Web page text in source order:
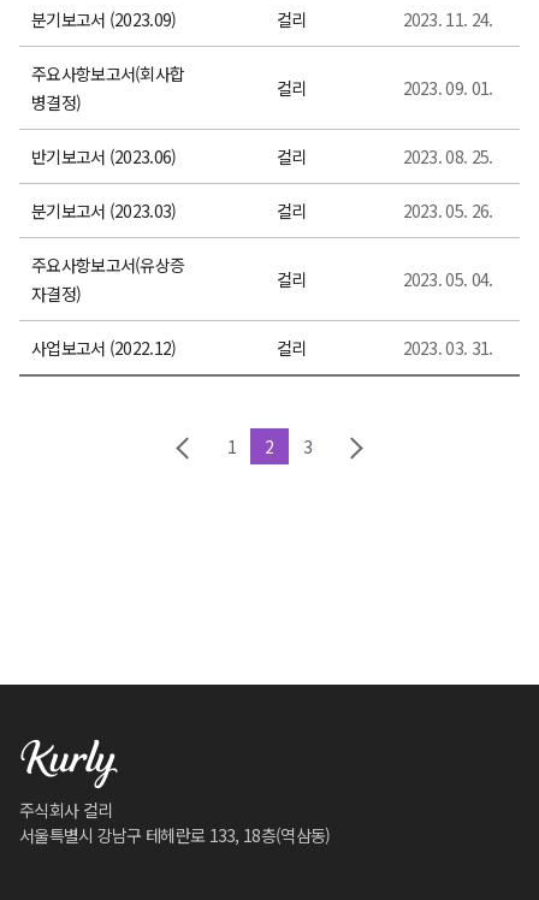
분기보고서 (2023.09) 컬리 2023. 11. 24.
주요사항보고서(회사합
병결정)
컬리 2023. 09. 01.
반기보고서 (2023.06) 컬리 2023. 08. 25.
분기보고서 (2023.03) 컬리 2023. 05. 26.
주요사항보고서(유상증
자결정)
컬리 2023. 05. 04.
사업보고서 (2022.12) 컬리 2023. 03. 31.
1 2 3
주식회사 컬리
서울특별시 강남구 테헤란로 133, 18층(역삼동)